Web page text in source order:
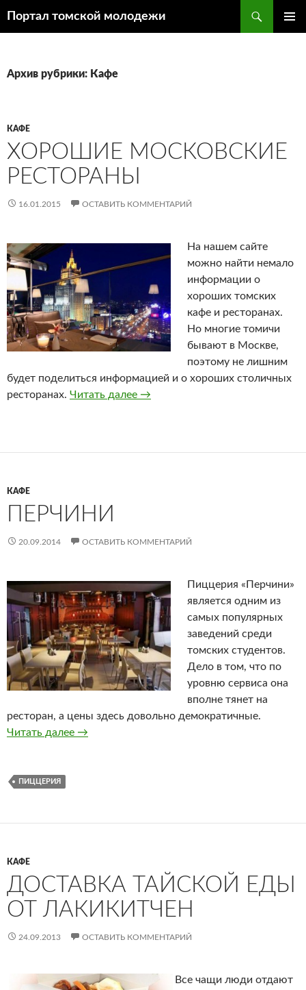
Портал томской молодежи
Архив рубрики: Кафе
КАФЕ
ХОРОШИЕ МОСКОВСКИЕ
РЕСТОРАНЫ
16.01.2015 ОСТАВИТЬ КОММЕНТАРИЙ
На нашем сайте
можно найти немало
информации о
хороших томских
кафе и ресторанах.
Но многие томичи
бывают в Москве,
поэтому не лишним
будет поделиться информацией и о хороших столичных
ресторанах. Читать далее Хорошие московские рестораны
→
КАФЕ
ПЕРЧИНИ
20.09.2014 ОСТАВИТЬ КОММЕНТАРИЙ
Пиццерия «Перчини»
является одним из
самых популярных
заведений среди
томских студентов.
Дело в том, что по
уровню сервиса она
вполне тянет на
ресторан, а цены здесь довольно демократичные.
Читать далее Перчини
→
ПИЦЦЕРИЯ
КАФЕ
ДОСТАВКА ТАЙСКОЙ ЕДЫ
ОТ ЛАКИКИТЧЕН
24.09.2013 ОСТАВИТЬ КОММЕНТАРИЙ
Все чащи люди отдают